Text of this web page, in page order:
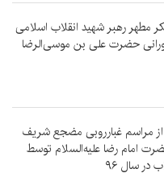
مطهر رهبر شهید انقلاب اسلامی
حضرت علی‌ بن موسی‌الرضا
مراسم غبارروبی مضجع شریف
امام رضا علیه‌السلام توسط
در سال ۹۶